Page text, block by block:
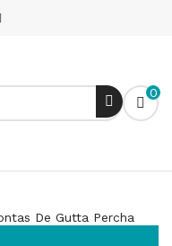
0
De Gutta Percha